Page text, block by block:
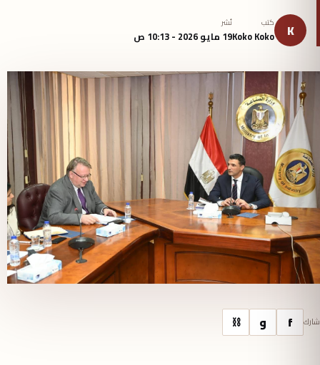
K كتب
Koko Koko
نُشر
19 مايو 2026 - 10:13 ص
شارك f و ⛓